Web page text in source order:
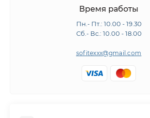
Время работы
Пн.- Пт.: 10.00 - 19.30
Сб.- Вс.: 10.00 - 18.00
sofitexxx@gmail.com